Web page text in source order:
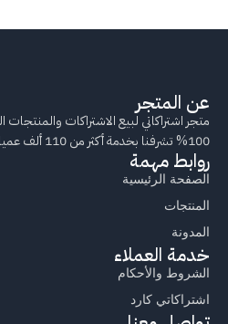
عن المتجر
متجر اشتراكاتي لبيع الاشتراكات
100% تشرفنا بخدمة أكثر من 110 ألف عميل.
روابط مهمة
الصفحة الرئيسية
المنتجات
المدونة
خدمة العملاء
الشروط والأحكام
اشتراكاتي كارد